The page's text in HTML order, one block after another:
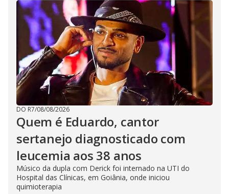
DO R7/08/08/2026
Quem é Eduardo, cantor
sertanejo diagnosticado com
leucemia aos 38 anos
Músico da dupla com Derick foi internado na UTI do
Hospital das Clínicas, em Goiânia, onde iniciou
quimioterapia